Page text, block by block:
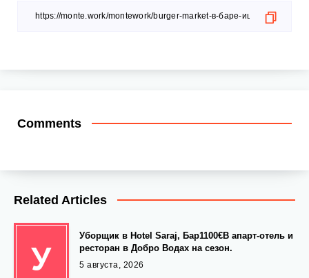
Comments
Related Articles
У
Уборщик в Hotel Saraj, Бар1100€В апарт-отель и
ресторан в Добро Водах на сезон.
5 августа, 2026